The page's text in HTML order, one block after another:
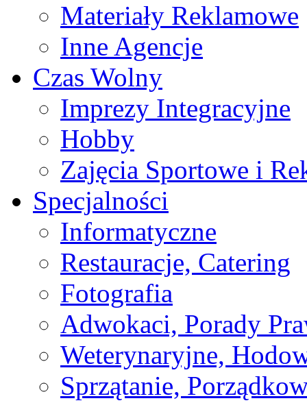
Materiały Reklamowe
Inne Agencje
Czas Wolny
Imprezy Integracyjne
Hobby
Zajęcia Sportowe i
Specjalności
Informatyczne
Restauracje, Catering
Fotografia
Adwokaci, Porady
Weterynaryjne,
Sprzątanie,